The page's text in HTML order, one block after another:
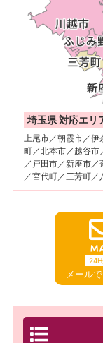
埼玉県 対応エリ
上尾市／朝霞市／
町／北本市／越谷市
／戸田市／新座市
／宮代町／三芳町
メール